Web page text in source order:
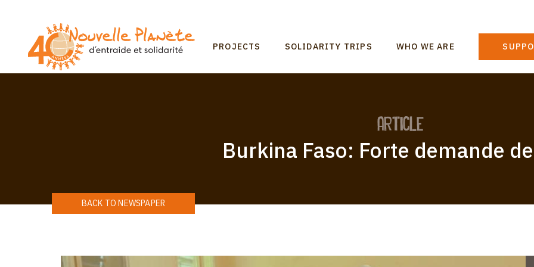
Main
navigation
PROJECTS SOLIDARITY TRIPS WHO WE ARE
article
Burkina Faso: Forte demande
BACK TO NEWSPAPER